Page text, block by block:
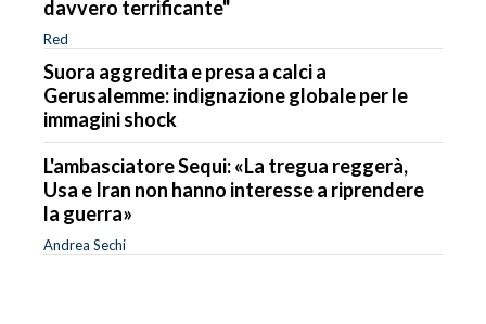
davvero terrificante"
Red
Suora aggredita e presa a calci a
Gerusalemme: indignazione globale per le
immagini shock
L'ambasciatore Sequi: «La tregua reggerà,
Usa e Iran non hanno interesse a riprendere
la guerra»
Andrea Sechi